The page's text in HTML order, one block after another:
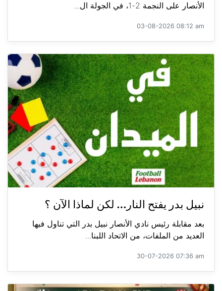
الأنصار على النجمة 2-1، في الجولة ال...
03-08-2026 08:12 am
نبيل بدر يفتح النار… لكن لماذا الآن ؟
بعد مقابلة رئيس نادي الأنصار نبيل بدر التي تناول فيها
العديد من الملفات، من الاتحاد اللبنا...
30-07-2026 07:36 am